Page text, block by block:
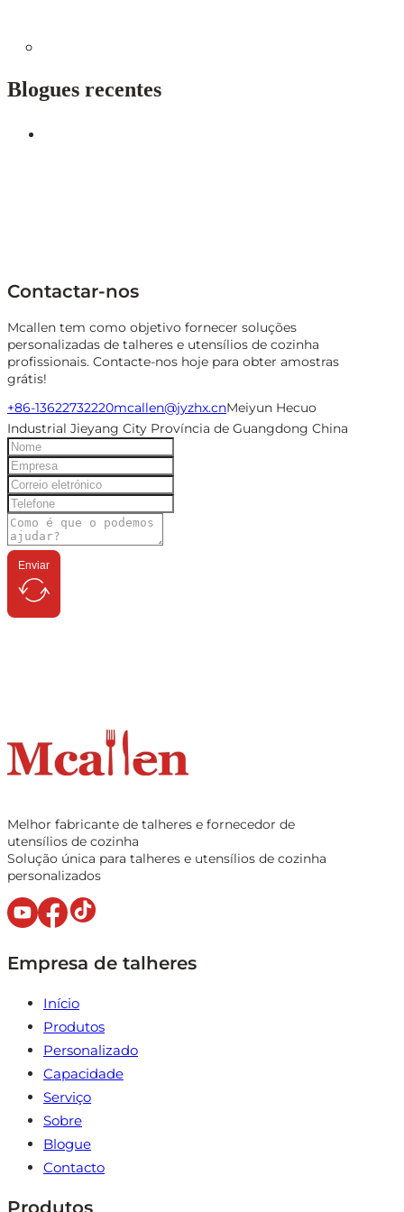
Blogues recentes
Contactar-nos
Mcallen tem como objetivo fornecer soluções
personalizadas de talheres e utensílios de cozinha
profissionais. Contacte-nos hoje para obter amostras
grátis!
+86-13622732220mcallen@jyzhx.cnMeiyun Hecuo
Industrial Jieyang City Província de Guangdong China
Enviar
Melhor fabricante de talheres e fornecedor de
utensílios de cozinha
Solução única para talheres e utensílios de cozinha
personalizados
Empresa de talheres
Início
Produtos
Personalizado
Capacidade
Serviço
Sobre
Blogue
Contacto
Produtos